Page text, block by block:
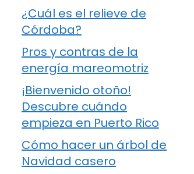
¿Cuál es el relieve de
Córdoba?
Pros y contras de la
energía mareomotriz
¡Bienvenido otoño!
Descubre cuándo
empieza en Puerto Rico
Cómo hacer un árbol de
Navidad casero